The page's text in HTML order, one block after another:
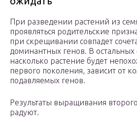
При разведении растений из
проявляться родительские
при скрещивании совпадет
доминантных генов. В остальных
насколько растение будет
первого поколения, зависит от
подавляемых генов.
Результаты выращивания
радуют.